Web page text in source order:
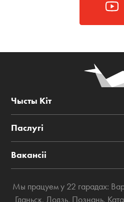
Чысты Кіт
Паслугі
Вакансіі
Мы працуем у 22 гарадах:
Гданьск, Лодзь, Познань,